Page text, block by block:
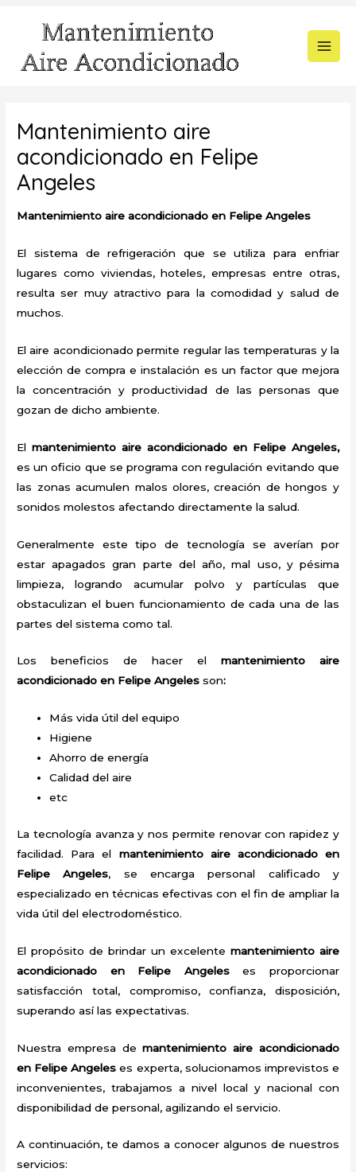
contenido
Mantenimiento aire
acondicionado en Felipe
Angeles
Mantenimiento aire acondicionado en Felipe Angeles
El sistema de refrigeración que se utiliza para enfriar
lugares como viviendas, hoteles, empresas entre otras,
resulta ser muy atractivo para la comodidad y salud de
muchos.
El aire acondicionado permite regular las temperaturas y la
elección de compra e instalación es un factor que mejora
la concentración y productividad de las personas que
gozan de dicho ambiente.
Elmantenimiento aire acondicionado en Felipe Angeles,
es un oficio que se programa con regulación evitando que
las zonas acumulen malos olores, creación de hongos y
sonidos molestos afectando directamente la salud.
Generalmente este tipo de tecnología se averían por
estar apagados gran parte del año, mal uso, y pésima
limpieza, logrando acumular polvo y partículas que
obstaculizan el buen funcionamiento de cada una de las
partes del sistema como tal.
Los beneficios de hacer el mantenimiento aire
acondicionado en Felipe Angelesson:
Más vida útil del equipo
Higiene
Ahorro de energía
Calidad del aire
etc
La tecnología avanza y nos permite renovar con rapidez y
facilidad. Para el mantenimiento aire acondicionado en
Felipe Angeles, se encarga personal calificado y
especializado en técnicas efectivas con el fin de ampliar la
vida útil del electrodoméstico.
El propósito de brindar un excelente mantenimiento aire
acondicionado en Felipe Angeleses proporcionar
satisfacción total, compromiso, confianza, disposición,
superando así las expectativas.
Nuestra empresa demantenimiento aire acondicionado
en Felipe Angeles es experta, solucionamos imprevistos e
inconvenientes, trabajamos a nivel local y nacional con
disponibilidad de personal, agilizando el servicio.
A continuación, te damos a conocer algunos de nuestros
servicios: